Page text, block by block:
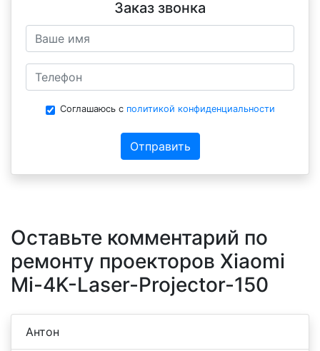
Заказ звонка
Соглашаюсь с политикой конфиденциальности
Отправить
Оставьте комментарий по
ремонту проекторов Xiaomi
Mi-4K-Laser-Projector-150
Антон